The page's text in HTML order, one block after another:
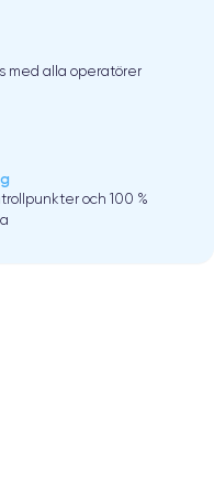
med alla operatörer
och 100 %